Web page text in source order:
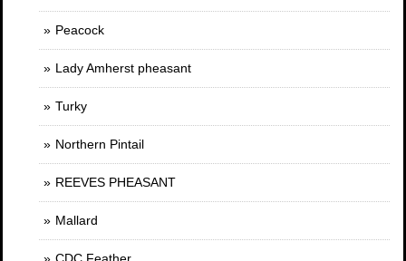
Peacock
Lady Amherst pheasant
Turky
Northern Pintail
REEVES PHEASANT
Mallard
CDC Feather